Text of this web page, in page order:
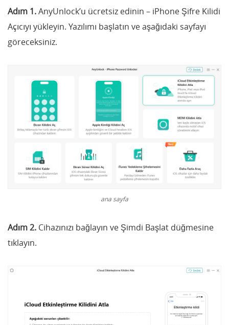
Adım 1.AnyUnlock’u ücretsiz edinin – iPhone Şifre Kilidi
Açıcıyı yükleyin. Yazılımı başlatın ve aşağıdaki sayfayı
göreceksiniz.
ana sayfa
Adım 2. Cihazınızı bağlayın ve Şimdi Başlat düğmesine
tıklayın.